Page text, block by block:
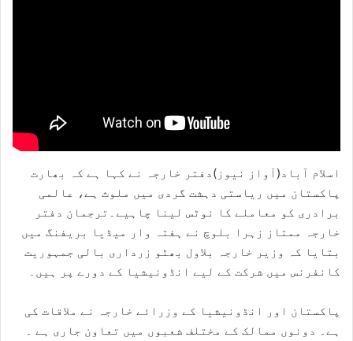
اسلام آباد(آواز نیوز)دفتر خارجہ نے کہا ہے کہ بھارت
پاکستان میں ریاستی دہشت گردی میں ملوث ہے، عالمی
برادری کو معاملے کا نوٹس لینا چاہیے۔ترجمان دفتر
خارجہ ممتاز زہرا بلوچ نے ہفتہ وار میڈیا بریفنگ میں
بتایا کہ وزیر خارجہ بلاول بھٹو زرداری بالی جمہوریت
کانفرنس میں شرکت کے لیے انڈونیشیا کے دورے پر ہیں۔
پاکستان اور انڈونیشیا کے وزرائے خارجہ نے ملاقات کی
ہے۔ دونوں ممالک کے مختلف شعبوں میں تعاون جاری ہے ۔